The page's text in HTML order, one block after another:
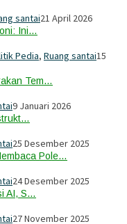
santai21 April 2026
Ini…
Pedia, Ruang santai15
Tem…
9 Januari 2026
25 Desember 2025
Pole…
24 Desember 2025
AI, S…
27 November 2025